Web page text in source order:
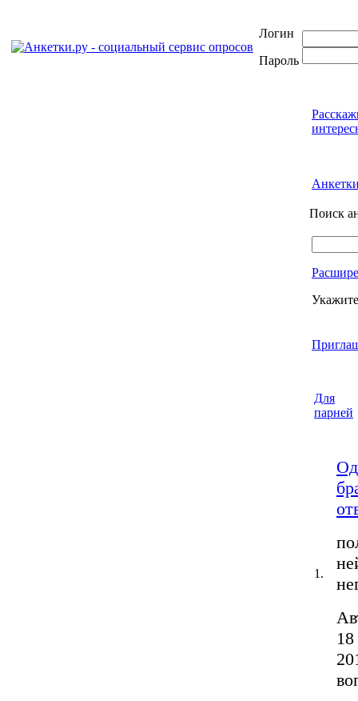
Логин
Пароль
Поиск
Для
парней
1.